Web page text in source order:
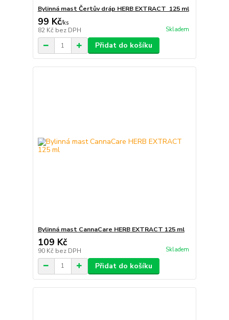
Bylinná mast Čertův dráp HERB EXTRACT 125 ml
99 Kč/ks
82 Kč bez DPH Skladem
Přidat do košíku
Bylinná mast CannaCare HERB EXTRACT 125 ml
109 Kč
90 Kč bez DPH Skladem
Přidat do košíku